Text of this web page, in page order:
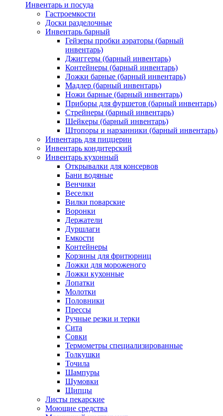
Инвентарь и посуда
Гастроемкости
Доски разделочные
Инвентарь барный
Гейзеры пробки аэраторы (барный
инвентарь)
Джиггеры (барный инвентарь)
Контейнеры (барный инвентарь)
Ложки барные (барный инвентарь)
Мадлер (барный инвентарь)
Ножи барные (барный инвентарь)
Приборы для фуршетов (барный инвентарь)
Стрейнеры (барный инвентарь)
Шейкеры (барный инвентарь)
Штопоры и нарзанники (барный инвентарь)
Инвентарь для пиццерии
Инвентарь кондитерский
Инвентарь кухонный
Открывалки для консервов
Бани водяные
Венчики
Веселки
Вилки поварские
Воронки
Держатели
Дуршлаги
Емкости
Контейнеры
Корзины для фритюрниц
Ложки для мороженого
Ложки кухонные
Лопатки
Молотки
Половники
Прессы
Ручные резки и терки
Сита
Совки
Термометры специализированные
Толкушки
Точила
Шампуры
Шумовки
Щипцы
Листы пекарские
Моющие средства